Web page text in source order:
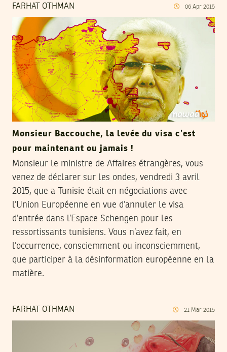
FARHAT OTHMAN 06 Apr 2015
Monsieur Baccouche, la levée du visa c’est
pour maintenant ou jamais !
Monsieur le ministre de Affaires étrangères, vous
venez de déclarer sur les ondes, vendredi 3 avril
2015, que a Tunisie était en négociations avec
l’Union Européenne en vue d’annuler le visa
d’entrée dans l’Espace Schengen pour les
ressortissants tunisiens. Vous n’avez fait, en
l’occurrence, consciemment ou inconsciemment,
que participer à la désinformation européenne en la
matière.
FARHAT OTHMAN 21 Mar 2015